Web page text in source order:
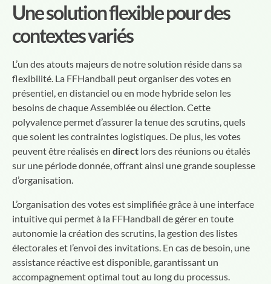
Une solution flexible pour des
contextes variés
L’un des atouts majeurs de notre solution réside dans sa
flexibilité. La FFHandball peut organiser des votes en
présentiel, en distanciel ou en mode hybride selon les
besoins de chaque Assemblée ou élection. Cette
polyvalence permet d’assurer la tenue des scrutins, quels
que soient les contraintes logistiques. De plus, les votes
peuvent être réalisés en direct lors des réunions ou étalés
sur une période donnée, offrant ainsi une grande souplesse
d’organisation.
L’organisation des votes est simplifiée grâce à une interface
intuitive qui permet à la FFHandball de gérer en toute
autonomie la création des scrutins, la gestion des listes
électorales et l’envoi des invitations. En cas de besoin, une
assistance réactive est disponible, garantissant un
accompagnement optimal tout au long du processus.